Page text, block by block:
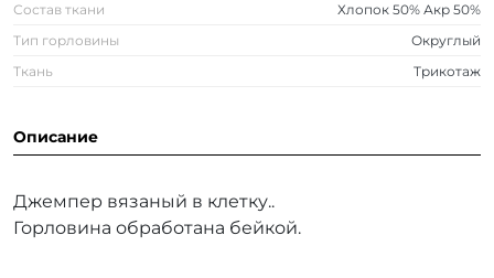
Состав ткани
Хлопок 50% Акр 50%
Тип горловины
Округлый
Ткань
Трикотаж
Описание
Джемпер вязаный в клетку..
Горловина обработана бейкой.